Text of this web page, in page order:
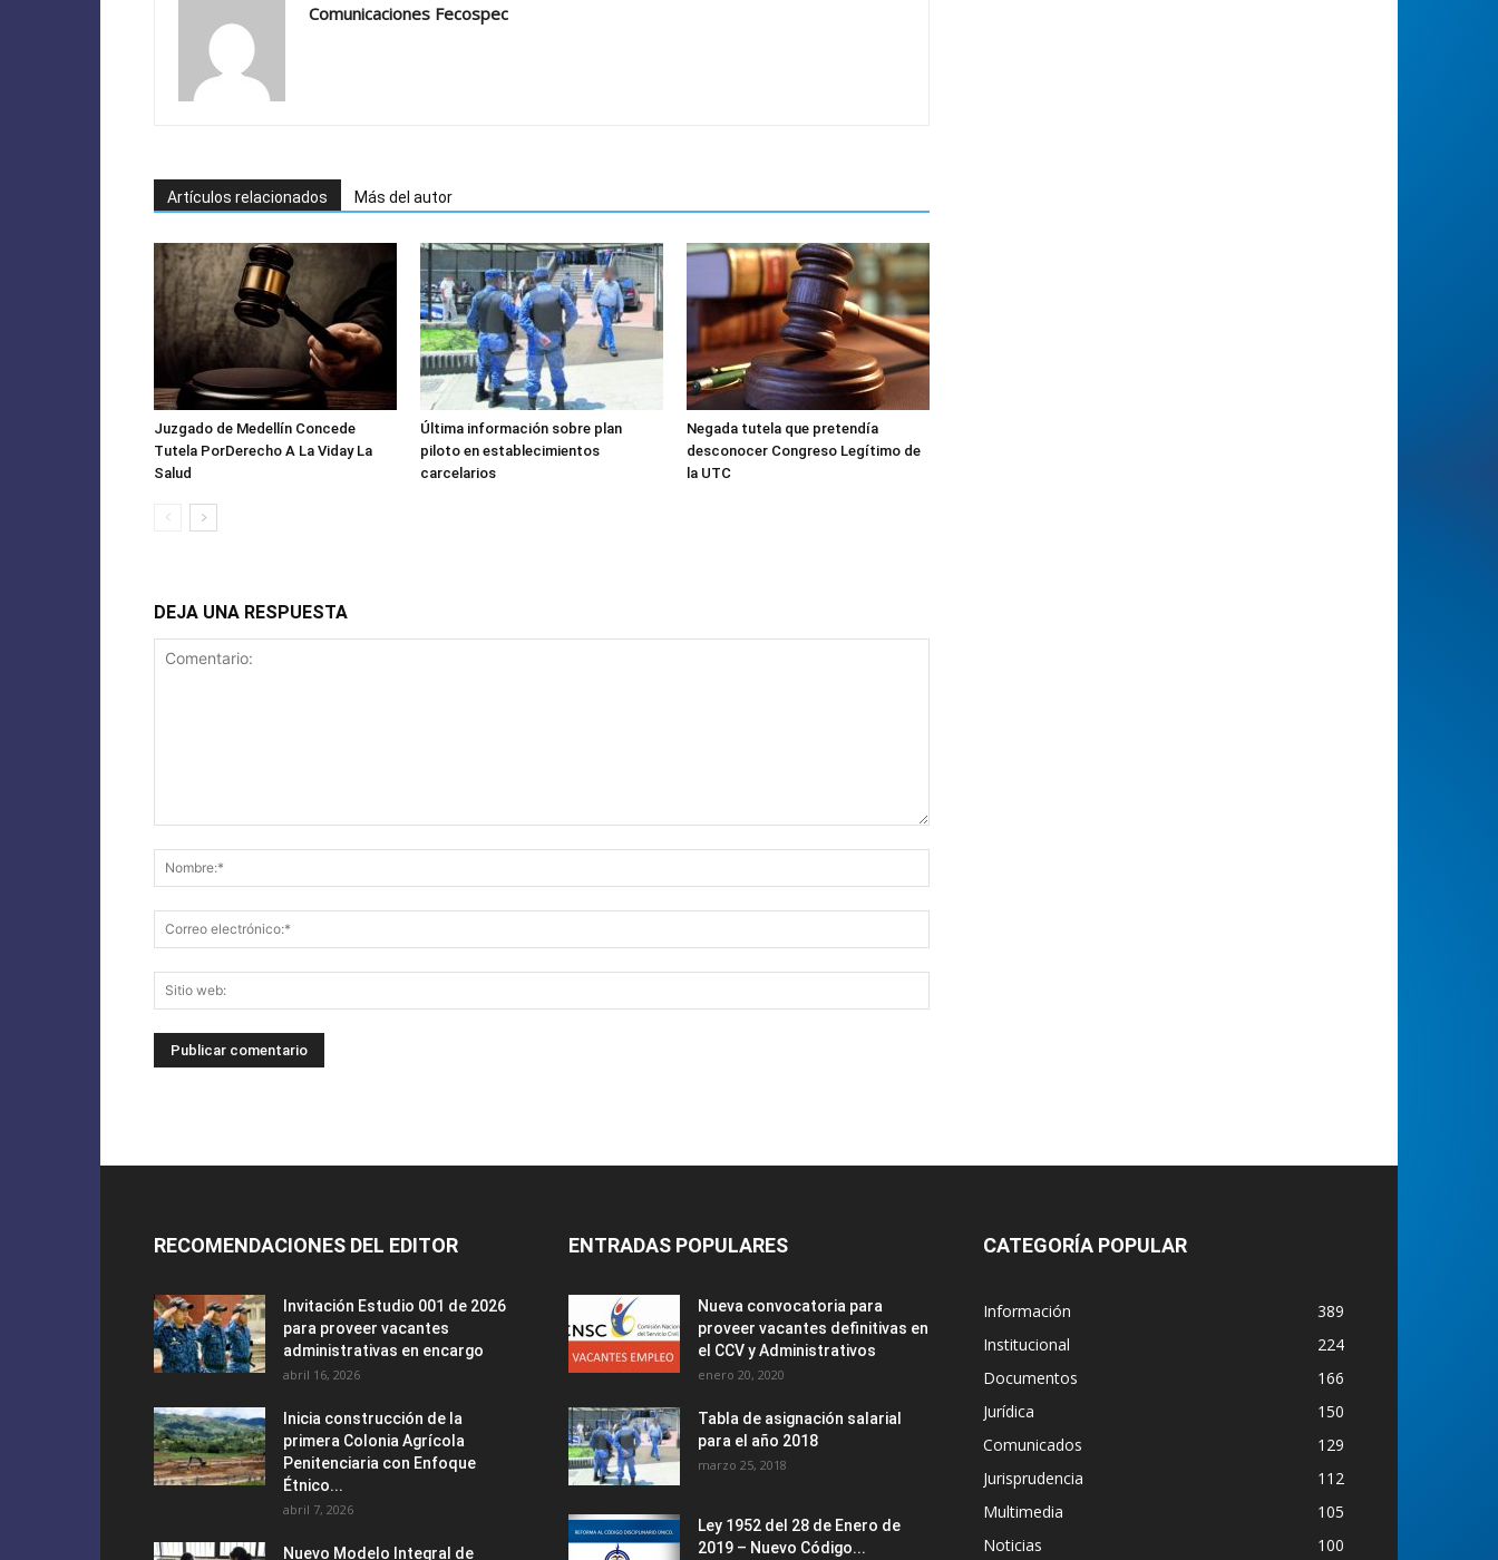
Comunicaciones Fecospec
Artículos relacionados Más del autor
Juzgado de Medellín Concede
Tutela PorDerecho A La Viday La
Salud
Última información sobre plan
piloto en establecimientos
carcelarios
Negada tutela que pretendía
desconocer Congreso Legítimo de
la UTC
DEJA UNA RESPUESTA
RECOMENDACIONES DEL EDITOR
Invitación Estudio 001 de 2026
para proveer vacantes
administrativas en encargo
abril 16, 2026
Inicia construcción de la
primera Colonia Agrícola
Penitenciaria con Enfoque
Étnico...
abril 7, 2026
Nuevo Modelo Integral de
ENTRADAS POPULARES
Nueva convocatoria para
proveer vacantes definitivas en
el CCV y Administrativos
enero 20, 2020
Tabla de asignación salarial
para el año 2018
marzo 25, 2018
Ley 1952 del 28 de Enero de
2019 – Nuevo Código...
CATEGORÍA POPULAR
Información
389
Institucional
224
Documentos
166
Jurídica
150
Comunicados
129
Jurisprudencia
112
Multimedia
105
Noticias
100